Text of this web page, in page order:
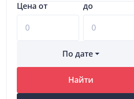
Цена от до
По дате
Найти